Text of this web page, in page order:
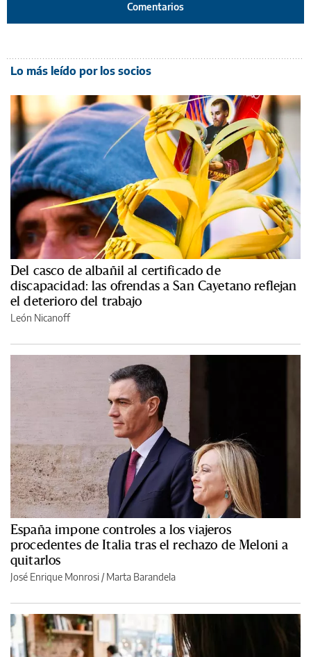
Comentarios
Lo más leído por los socios
Del casco de albañil al certificado de
discapacidad: las ofrendas a San Cayetano reflejan
el deterioro del trabajo
León Nicanoff
España impone controles a los viajeros
procedentes de Italia tras el rechazo de Meloni a
quitarlos
José Enrique Monrosi / Marta Barandela